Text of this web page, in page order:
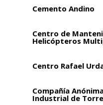
Cemento Andino
Centro de
Helicópteros
Centro Rafael
Compañía
Industrial de